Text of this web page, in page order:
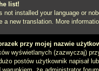
list!
not installed your language or
a new translation. More
przy mojej nazwie
wyświetlanych (zazwyczaj)
postów użytkownik napisał